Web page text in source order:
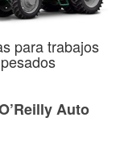
para trabajos
pesados
Auto